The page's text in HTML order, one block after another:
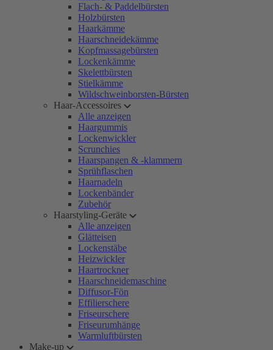
Flach- & Paddelbürsten
Holzbürsten
Haarkämme
Haarschneidekämme
Kopfmassagebürsten
Lockenkämme
Skelettbürsten
Stielkämme
Wildschweinborsten-Bürsten
Haar-Accessoires
Alle anzeigen
Haargummis
Lockenwickler
Scrunchies
Haarspangen & -klammern
Sprühflaschen
Haarnadeln
Lockenbänder
Zubehör
Haarstyling-Geräte
Alle anzeigen
Glätteisen
Lockenstäbe
Heizwickler
Haartrockner
Haarschneidemaschine
Diffusor-Fön
Effilierschere
Friseurschere
Friseurumhänge
Warmluftbürsten
Make-up